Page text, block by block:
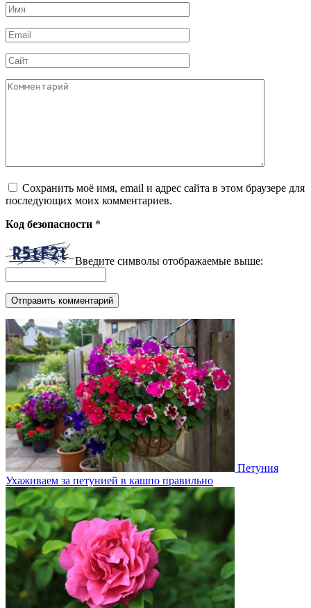
Имя
*
Email
*
Сайт
Комментарий
Сохранить моё имя, email и адрес сайта в этом браузере для
последующих моих комментариев.
Код безопасности *
Введите символы отображаемые выше:
Петуния
Ухаживаем за петунией в кашпо правильно